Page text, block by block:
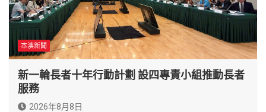
本澳新聞
新一輪長者十年行動計劃 設四專責小組推動長者
服務
2026年8月8日